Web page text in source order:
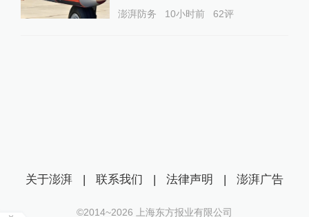
澎湃防务 10小时前 62评
关于澎湃 | 联系我们 | 法律声明 | 澎湃广告
©2014~2026 上海东方报业有限公司